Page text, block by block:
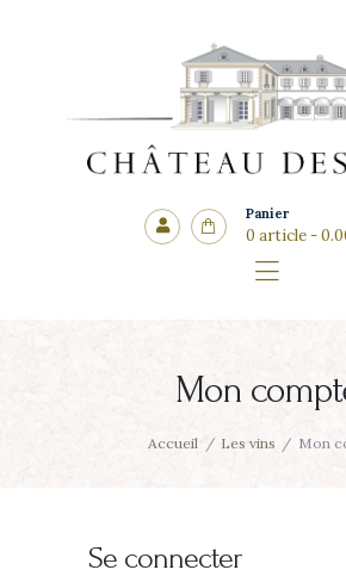
Panier
0 article-
Mon
Accueil Les vins Mon
CHÂTEAU DES BOIS
Les vins
Côté cadeaux
Actualités
Se connecter